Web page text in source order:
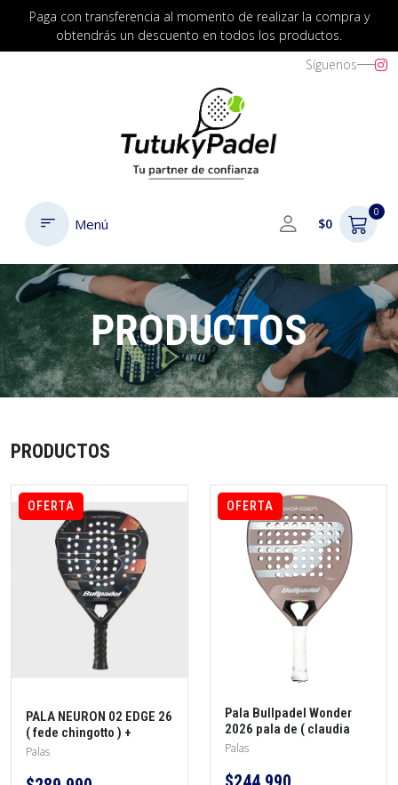
Paga con transferencia al momento de realizar la compra y
obtendrás un descuento en todos los productos.
Síguenos
Menú $0
0
PRODUCTOS
PRODUCTOS
OFERTA
PALA NEURON 02 EDGE 26
( fede chingotto ) +
protector + overgrip
Palas
OFERTA
Pala Bullpadel Wonder
2026 pala de ( claudia
fernandez ) + protector +
Palas